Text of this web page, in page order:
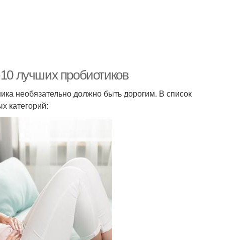
лучших пробиотиков
необязательно должно быть дорогим. В список
категорий: